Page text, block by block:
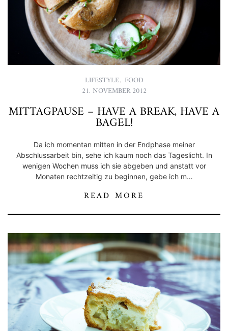
LIFESTYLE, FOOD
21. NOVEMBER 2012
MITTAGPAUSE – HAVE A BREAK, HAVE A
BAGEL!
Da ich momentan mitten in der Endphase meiner
Abschlussarbeit bin, sehe ich kaum noch das Tageslicht. In
wenigen Wochen muss ich sie abgeben und anstatt vor
Monaten rechtzeitig zu beginnen, gebe ich m…
READ MORE